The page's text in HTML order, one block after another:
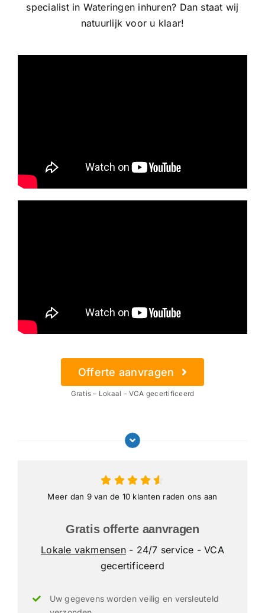
specialist in Wateringen inhuren? Dan staat wij
natuurlijk voor u klaar!
Offerte aanvragen
Gratis – Lokaal – VCA gecertificeerd
Meer dan 9 van de 10 klanten raden ons aan
Gratis offerte aanvragen
Lokale vakmensen- 24/7 service - VCA
gecertificeerd
Uw gegevens worden veilig en versleuteld